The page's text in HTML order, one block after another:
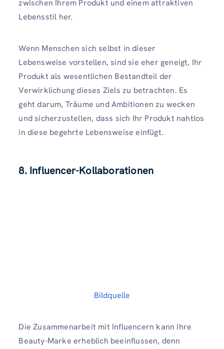
zwischen Ihrem Produkt und einem attraktiven
Lebensstil her.
Wenn Menschen sich selbst in dieser
Lebensweise vorstellen, sind sie eher geneigt, Ihr
Produkt als wesentlichen Bestandteil der
Verwirklichung dieses Ziels zu betrachten. Es
geht darum, Träume und Ambitionen zu wecken
und sicherzustellen, dass sich Ihr Produkt nahtlos
in diese begehrte Lebensweise einfügt.
8. Influencer-Kollaborationen
Bildquelle
Die Zusammenarbeit mit Influencern kann Ihre
Beauty-Marke erheblich beeinflussen, denn